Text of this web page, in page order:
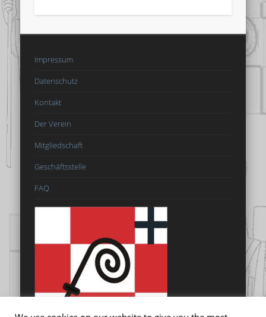
Impressum
Datenschutz
Kontakt
Der Verein
Mitgliedschaft
Geschäftsstelle
FAQ